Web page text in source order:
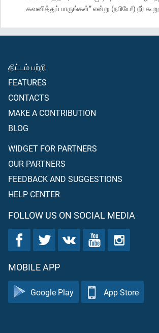
கவனித்துப் பாருங்கள்” என்று (நபியே!) நீர்
திட்டம் பற்றி
FEATURES
CONTACTS
MAKE A CONTRIBUTION
BLOG
WIDGET FOR PARTNERS
OUR PARTNERS
FEEDBACK AND SUGGESTIONS
HELP CENTER
FOLLOW US ON SOCIAL MEDIA
MOBILE APP
Google Play App Store